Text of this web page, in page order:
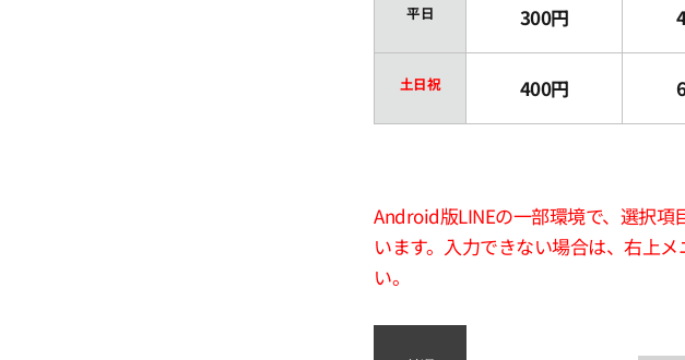
平日 300円
土日祝 400円
Android版LINEの一部環境で、選択項
います。入力できない場合は、右上
い。